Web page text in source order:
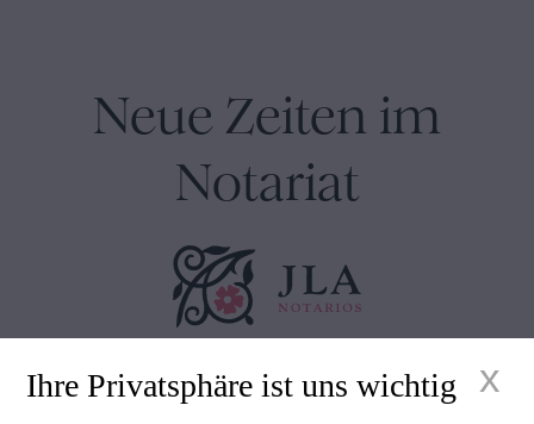
Neue Zeiten im
Notariat
Luis Alberto Álvarez Moreno
Ihre Privatsphäre ist uns wichtig x